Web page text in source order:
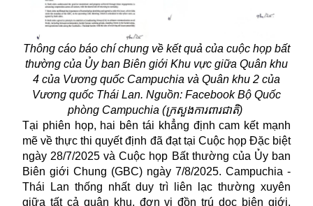
Thông cáo báo chí chung về kết quả của cuộc họp bất
thường của Ủy ban Biên giới Khu vực giữa Quân khu
4 của Vương quốc Campuchia và Quân khu 2 của
Vương quốc Thái Lan. Nguồn: Facebook Bộ Quốc
phòng Campuchia (ក្រសួងការពារជាតិ)
Tại phiên họp, hai bên tái khẳng định cam kết mạnh
mẽ về thực thi quyết định đã đạt tại Cuộc họp Đặc biệt
ngày 28/7/2025 và Cuộc họp Bất thường của Ủy ban
Biên giới Chung (GBC) ngày 7/8/2025. Campuchia -
Thái Lan thống nhất duy trì liên lạc thường xuyên
giữa tất cả quân khu, đơn vị đồn trú dọc biên giới,